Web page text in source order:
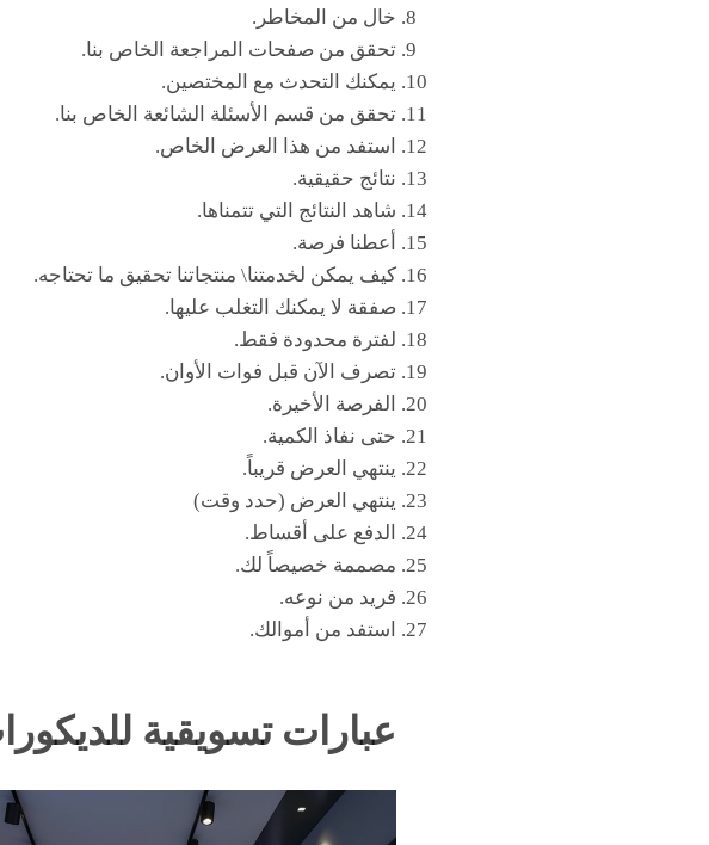
خال من المخاطر.
تحقق من صفحات المراجعة الخاص بنا.
يمكنك التحدث مع المختصين.
تحقق من قسم الأسئلة الشائعة الخاص بنا.
استفد من هذا العرض الخاص.
نتائج حقيقية.
شاهد النتائج التي تتمناها.
أعطنا فرصة.
كيف يمكن لخدمتنا\ منتجاتنا تحقيق ما تحتاجه.
صفقة لا يمكنك التغلب عليها.
لفترة محدودة فقط.
تصرف الآن قبل فوات الأوان.
الفرصة الأخيرة.
حتى نفاذ الكمية.
ينتهي العرض قريباً.
ينتهي العرض (حدد وقت)
الدفع على أقساط.
مصممة خصيصاً لك.
فريد من نوعه.
استفد من أموالك.
عبارات تسويقية